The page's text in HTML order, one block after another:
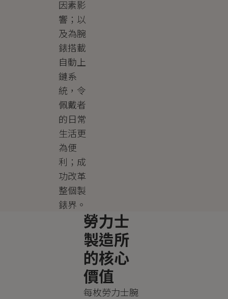
因素影
響；以
及為腕
錶搭載
自動上
鏈系
統，令
佩戴者
的日常
生活更
為便
利；成
功改革
整個製
錶界。
勞力士
製造所
的核心
價值
每枚勞力士腕